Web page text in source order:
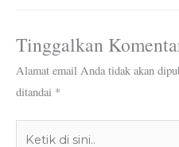
Tinggalkan
Alamat email Anda tidak akan
ditandai *